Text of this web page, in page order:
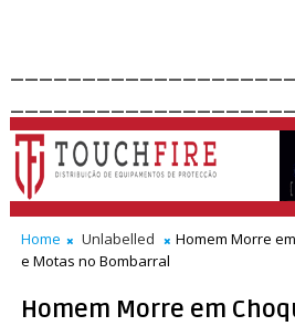
Home Unlabelled
Homem Morre
e Motas no Bombarral
Homem Morre em